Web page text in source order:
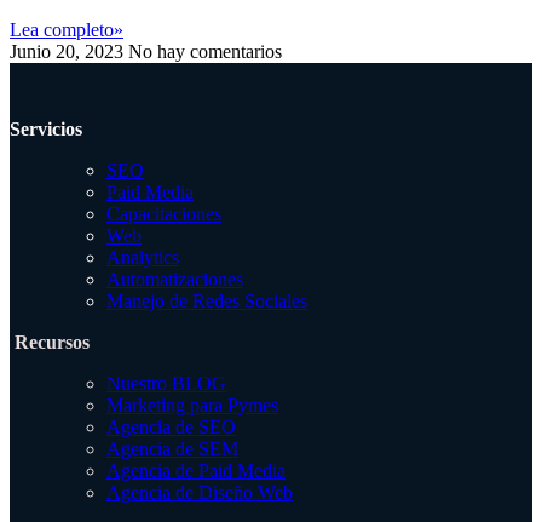
Lea completo»
Junio 20, 2023 No hay comentarios
Servicios
SEO
Paid Media
Capacitaciones
Web
Analytics
Automatizaciones
Manejo de Redes Sociales
Recursos
Nuestro BLOG
Marketing para Pymes
Agencia de SEO
Agencia de SEM
Agencia de Paid Media
Agencia de Diseño Web